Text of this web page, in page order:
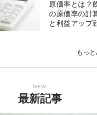
原価率とは？
の原価率の計
と利益アップ
もっ
NEW
最新記事